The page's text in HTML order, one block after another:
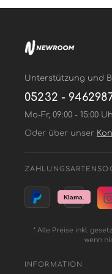
Unterstützung und
05232 -
Mo-Fr, 09:00 - 15:00
Oder über unser
ZAHLUNGSARTEN
* Alle Preise inkl.
wenn
INFORMATION